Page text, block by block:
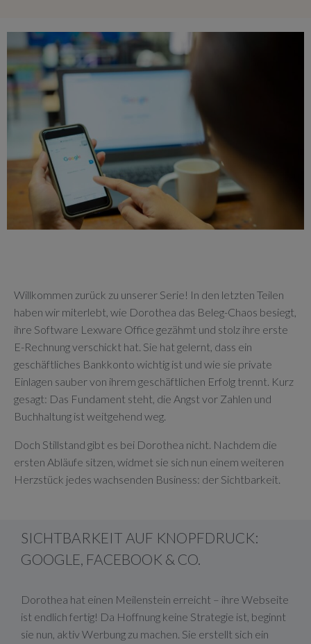
Willkommen zurück zu unserer Serie! In den letzten Teilen
haben wir miterlebt, wie Dorothea das Beleg-Chaos besiegt,
ihre Software Lexware Office gezähmt und stolz ihre erste
E-Rechnung verschickt hat. Sie hat gelernt, dass ein
geschäftliches Bankkonto wichtig ist und wie sie private
Einlagen sauber von ihrem geschäftlichen Erfolg trennt. Kurz
gesagt: Das Fundament steht, die Angst vor Zahlen und
Buchhaltung ist weitgehend weg.
Doch Stillstand gibt es bei Dorothea nicht. Nachdem die
ersten Abläufe sitzen, widmet sie sich nun einem weiteren
Herzstück jedes wachsenden Business: der Sichtbarkeit.
SICHTBARKEIT AUF KNOPFDRUCK:
GOOGLE, FACEBOOK & CO.
Dorothea hat einen Meilenstein erreicht – ihre Webseite
ist endlich fertig! Da Hoffnung keine Strategie ist, beginnt
sie nun, aktiv Werbung zu machen. Sie erstellt sich ein